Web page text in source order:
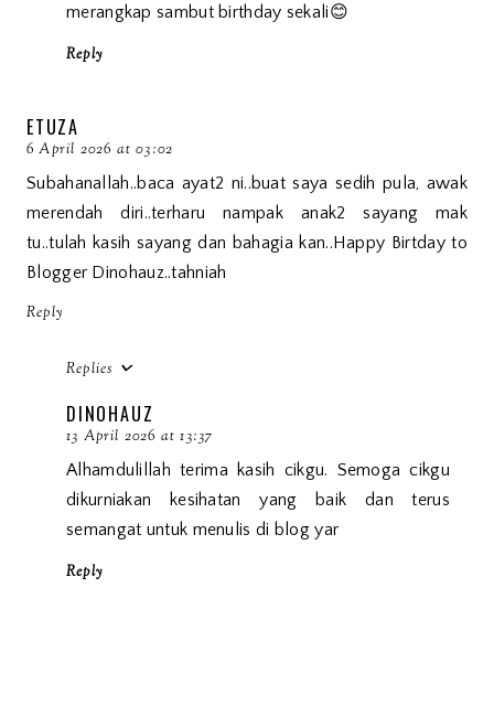
merangkap sambut birthday sekali😊
Reply
ETUZA
6 April 2026 at 03:02
Subahanallah..baca ayat2 ni..buat saya sedih pula, awak
merendah diri..terharu nampak anak2 sayang mak
tu..tulah kasih sayang dan bahagia kan..Happy Birtday to
Blogger Dinohauz..tahniah
Reply
Replies
DINOHAUZ
13 April 2026 at 13:37
Alhamdulillah terima kasih cikgu. Semoga cikgu
dikurniakan kesihatan yang baik dan terus
semangat untuk menulis di blog yar
Reply